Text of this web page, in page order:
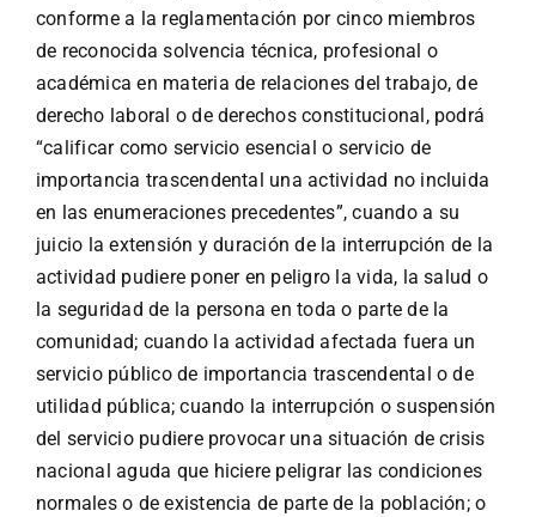
conforme a la reglamentación por cinco miembros
de reconocida solvencia técnica, profesional o
académica en materia de relaciones del trabajo, de
derecho laboral o de derechos constitucional, podrá
“calificar como servicio esencial o servicio de
importancia trascendental una actividad no incluida
en las enumeraciones precedentes”, cuando a su
juicio la extensión y duración de la interrupción de la
actividad pudiere poner en peligro la vida, la salud o
la seguridad de la persona en toda o parte de la
comunidad; cuando la actividad afectada fuera un
servicio público de importancia trascendental o de
utilidad pública; cuando la interrupción o suspensión
del servicio pudiere provocar una situación de crisis
nacional aguda que hiciere peligrar las condiciones
normales o de existencia de parte de la población; o